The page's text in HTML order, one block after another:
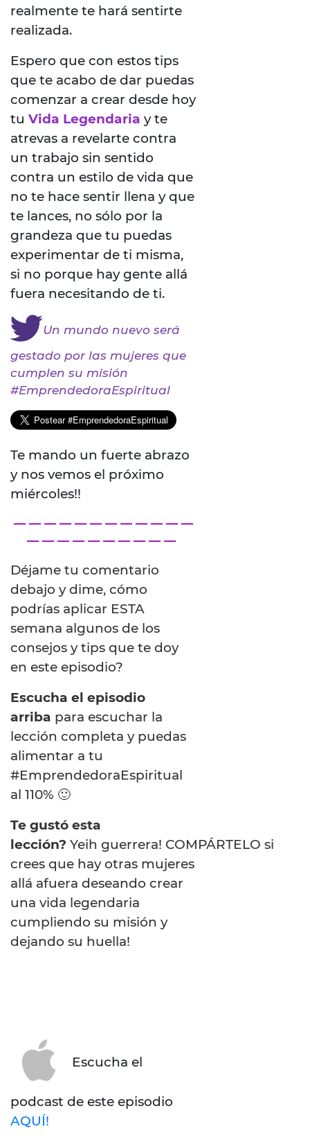
realmente te hará sentirte
realizada.
Espero que con estos tips
que te acabo de dar puedas
comenzar a crear desde hoy
tu Vida Legendaria y te
atrevas a revelarte contra
un trabajo sin sentido
contra un estilo de vida que
no te hace sentir llena y que
te lances, no sólo por la
grandeza que tu puedas
experimentar de ti misma,
si no porque hay gente allá
fuera necesitando de ti.
Un mundo nuevo será
gestado por las mujeres que
cumplen su misión
#EmprendedoraEspiritual
Te mando un fuerte abrazo
y nos vemos el próximo
miércoles!!
— — — — — — — — — — — —
— — — — — — — — — —
Déjame tu comentario
debajo y dime, cómo
podrías aplicar ESTA
semana algunos de los
consejos y tips que te doy
en este episodio?
Escucha el episodio
arriba para escuchar la
lección completa y puedas
alimentar a tu
#EmprendedoraEspiritual
al 110% 🙂
Te gustó esta
lección? Yeih guerrera! COMPÁRTELO si
crees que hay otras mujeres
allá afuera deseando crear
una vida legendaria
cumpliendo su misión y
dejando su huella!
Escucha el
podcast de este episodio
AQUÍ!